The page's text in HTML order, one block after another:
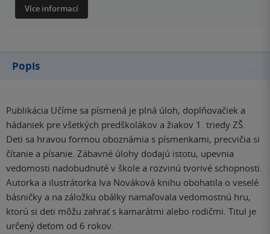
Více informací
Popis
Publikácia Učíme sa písmená je plná úloh, doplňovačiek a
hádaniek pre všetkých predškolákov a žiakov 1. triedy ZŠ.
Deti sa hravou formou oboznámia s písmenkami, precvičia si
čítanie a písanie. Zábavné úlohy dodajú istotu, upevnia
vedomosti nadobudnuté v škole a rozvinú tvorivé schopnosti.
Autorka a ilustrátorka Iva Nováková knihu obohatila o veselé
básničky a na záložku obálky namaľovala vedomostnú hru,
ktorú si deti môžu zahrať s kamarátmi alebo rodičmi. Titul je
určený deťom od 6 rokov.